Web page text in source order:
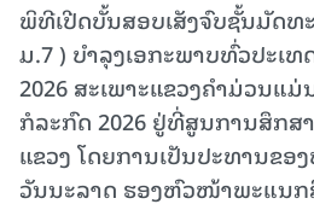
ພິທີເປີດບັ້ນສອບເສັງຈົບຊັ້ນມັດທ
ມ.7 ) ບໍາລຸງເອກະພາບທົ່ວປະເທ
2026 ສະເພາະແຂວງຄໍາມ່ວນແ
ກໍລະກົດ 2026 ຢູ່ທີ່ສູນການສຶກສ
ແຂວງ ໂດຍການເປັນປະທານຂ
ວັນນະລາດ ຮອງຫົວໜ້າພະແນ